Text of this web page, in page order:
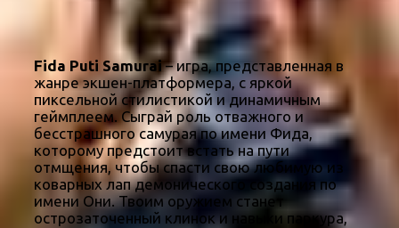
Fida Puti Samurai– игра, представленная в
жанре экшен-платформера, с яркой
пиксельной стилистикой и динамичным
геймплеем. Сыграй роль отважного и
бесстрашного самурая по имени Фида,
которому предстоит встать на пути
отмщения, чтобы спасти свою любимую из
коварных лап демонического создания по
имени Они. Твоим оружием станет
острозаточенный клинок и навыки паркура,